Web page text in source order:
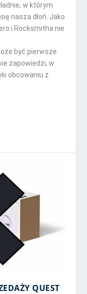
w którym
nasza dłoń. Jako
i Rocksmitha nie
być pierwsze
zapowiedzi, w
obcowaniu z
QUEST